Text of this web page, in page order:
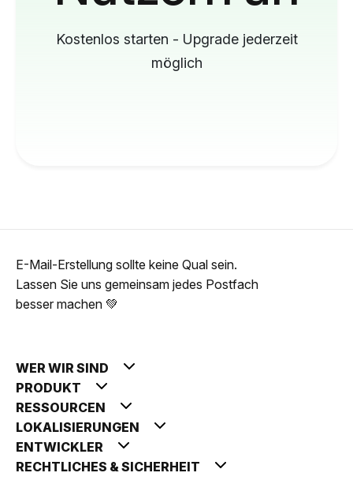
Kostenlos starten - Upgrade jederzeit
möglich
E-Mail-Erstellung sollte keine Qual sein.
Lassen Sie uns gemeinsam jedes Postfach
besser machen 💚
WER WIR SIND
PRODUKT
RESSOURCEN
LOKALISIERUNGEN
ENTWICKLER
RECHTLICHES & SICHERHEIT